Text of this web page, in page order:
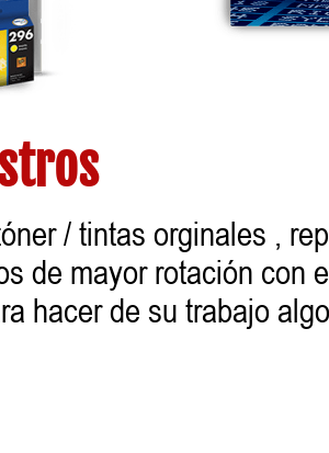
/ tintas orginales ,
de mayor rotación con
hacer de su trabajo